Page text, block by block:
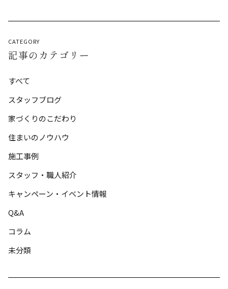
CATEGORY
記事のカテゴリー
すべて
スタッフブログ
家づくりのこだわり
住まいのノウハウ
施工事例
スタッフ・職人紹介
キャンペーン・イベント情報
Q&A
コラム
未分類